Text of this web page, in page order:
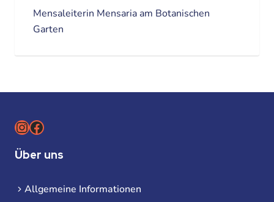
Mensaleiterin Mensaria am Botanischen
Garten
Instagram
Facebook
Über uns
Allgemeine Informationen